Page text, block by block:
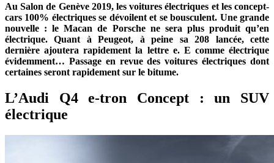
Au Salon de Genève 2019, les voitures électriques et les concept-
cars 100% électriques se dévoilent et se bousculent. Une grande
nouvelle : le Macan de Porsche ne sera plus produit qu’en
électrique. Quant à Peugeot, à peine sa 208 lancée, cette
dernière ajoutera rapidement la lettre e. E comme électrique
évidemment… Passage en revue des voitures électriques dont
certaines seront rapidement sur le bitume.
L’Audi Q4 e-tron Concept : un SUV
électrique